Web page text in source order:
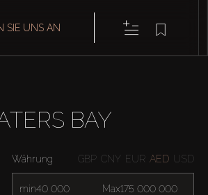
SIE UNS AN
BAY
Währung GBP CNY EUR AED USD
min Max